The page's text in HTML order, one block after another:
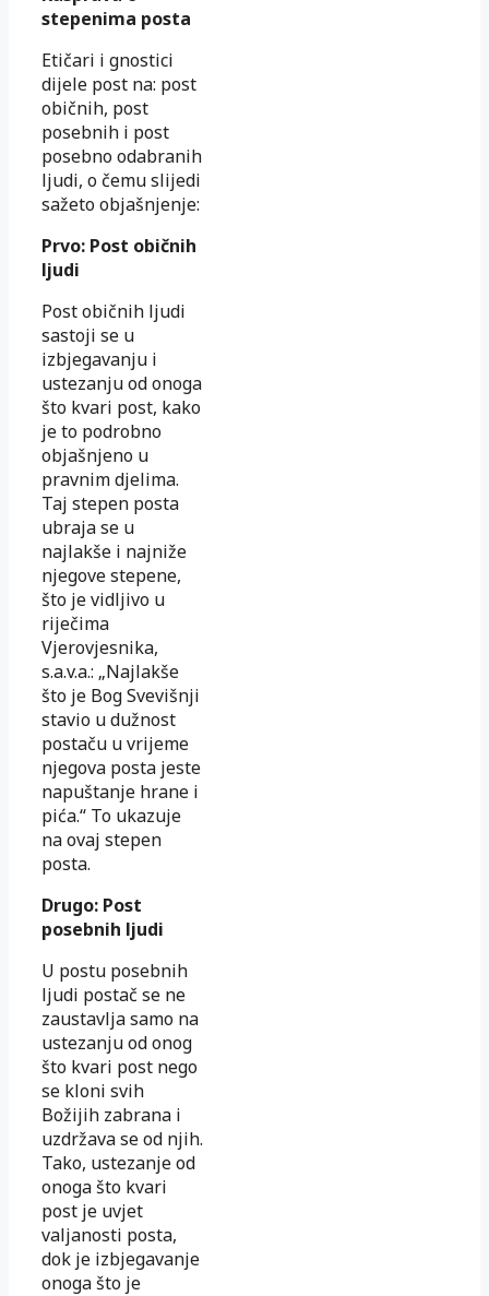
stepenima posta
Etičari i gnostici
dijele post na: post
običnih, post
posebnih i post
posebno odabranih
ljudi, o čemu slijedi
sažeto objašnjenje:
Prvo: Post običnih
ljudi
Post običnih ljudi
sastoji se u
izbjegavanju i
ustezanju od onoga
što kvari post, kako
je to podrobno
objašnjeno u
pravnim djelima.
Taj stepen posta
ubraja se u
najlakše i najniže
njegove stepene,
što je vidljivo u
riječima
Vjerovjesnika,
s.a.v.a.: „Najlakše
što je Bog Svevišnji
stavio u dužnost
postaču u vrijeme
njegova posta jeste
napuštanje hrane i
pića.“ To ukazuje
na ovaj stepen
posta.
Drugo: Post
posebnih ljudi
U postu posebnih
ljudi postač se ne
zaustavlja samo na
ustezanju od onog
što kvari post nego
se kloni svih
Božijih zabrana i
uzdržava se od njih.
Tako, ustezanje od
onoga što kvari
post je uvjet
valjanosti posta,
dok je izbjegavanje
onoga što je